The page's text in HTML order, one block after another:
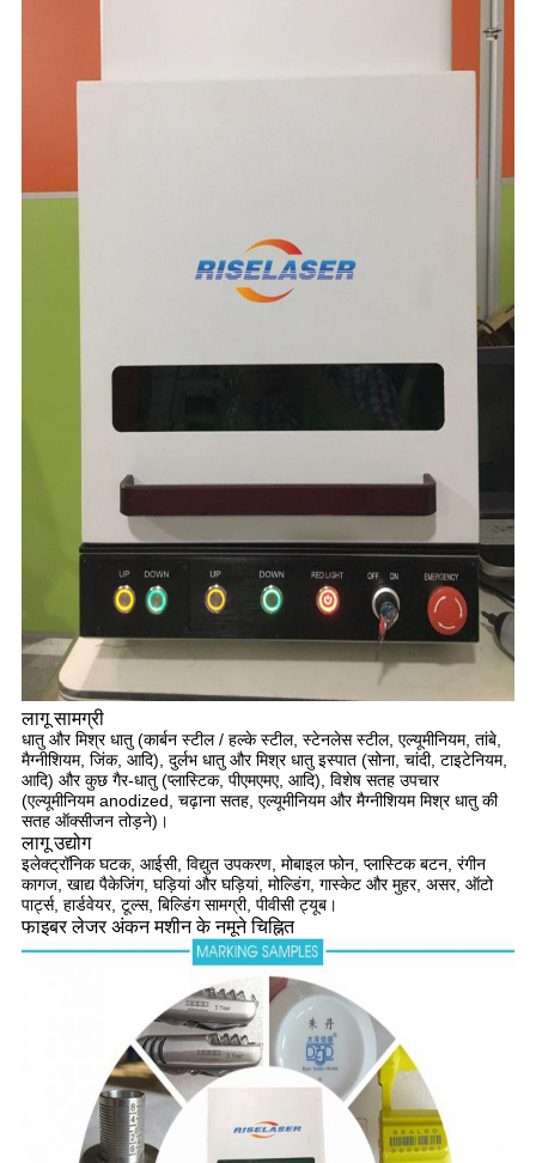
लागू सामग्री
धातु और मिश्र धातु (कार्बन स्टील / हल्के स्टील, स्टेनलेस स्टील, एल्यूमीनियम, तांबे,
मैग्नीशियम, जिंक, आदि), दुर्लभ धातु और मिश्र धातु इस्पात (सोना, चांदी, टाइटेनियम,
आदि) और कुछ गैर-धातु (प्लास्टिक, पीएमएमए, आदि), विशेष सतह उपचार
(एल्यूमीनियम anodized, चढ़ाना सतह, एल्यूमीनियम और मैग्नीशियम मिश्र धातु की
सतह ऑक्सीजन तोड़ने)।
लागू उद्योग
इलेक्ट्रॉनिक घटक, आईसी, विद्युत उपकरण, मोबाइल फोन, प्लास्टिक बटन, रंगीन
कागज, खाद्य पैकेजिंग, घड़ियां और घड़ियां, मोल्डिंग, गास्केट और मुहर, असर, ऑटो
पार्ट्स, हार्डवेयर, टूल्स, बिल्डिंग सामग्री, पीवीसी ट्यूब।
फाइबर लेजर अंकन मशीन के नमूने चिह्नित